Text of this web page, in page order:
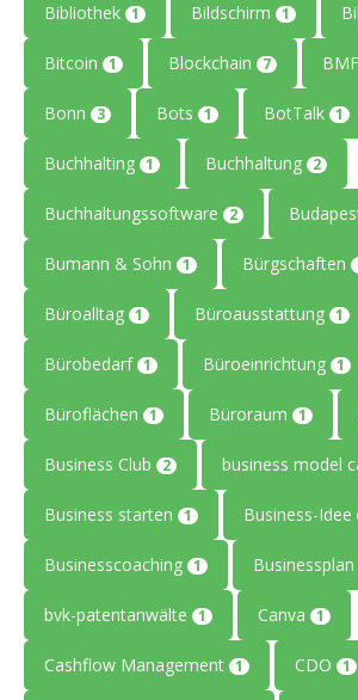
Bibliothek 1 Bildschirm 1
Bitcoin 1 Blockchain 7 BMF
Bonn 3 Bots 1 BotTalk 1
Buchhalting 1 Buchhaltung 2
Buchhaltungssoftware 2
Bumann & Sohn 1 Bürgschaften
Büroalltag 1 Büroausstattung 1
Bürobedarf 1 Büroeinrichtung 1
Büroflächen 1 Büroraum 1
Business Club 2 business model
Business starten 1 Business-Idee
Businesscoaching 1 Businessplan
bvk-patentanwälte 1 Canva 1
Cashflow Management 1 CDO 1